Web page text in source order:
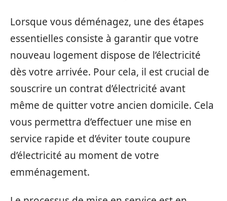
Lorsque vous déménagez, une des étapes
essentielles consiste à garantir que votre
nouveau logement dispose de l’électricité
dès votre arrivée. Pour cela, il est crucial de
souscrire un contrat d’électricité avant
même de quitter votre ancien domicile. Cela
vous permettra d’effectuer une mise en
service rapide et d’éviter toute coupure
d’électricité au moment de votre
emménagement.